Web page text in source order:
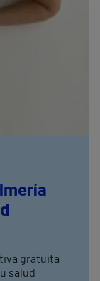
gratuita
salud